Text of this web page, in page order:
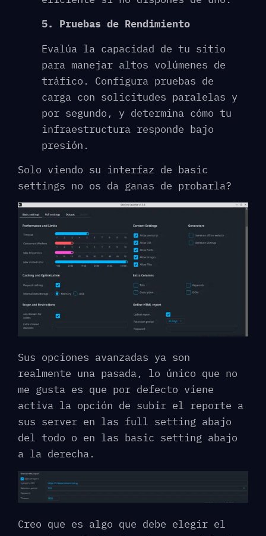
5. Pruebas de Rendimiento
Evalúa la capacidad de tu sitio
para manejar altos volúmenes de
tráfico. Configura pruebas de
carga con solicitudes paralelas y
por segundo, y determina cómo tu
infraestructura responde bajo
presión.
Solo viendo su interfaz de basic
settings no os da ganas de probarla?
Sus opciones avanzadas ya son
realmente una pasada, lo único que no
me gusta es que por defecto viene
activa la opción de subir el reporte a
sus server en las full setting abajo
del todo o en las basic setting abajo
a la derecha.
Creo que es algo que debe elegir el